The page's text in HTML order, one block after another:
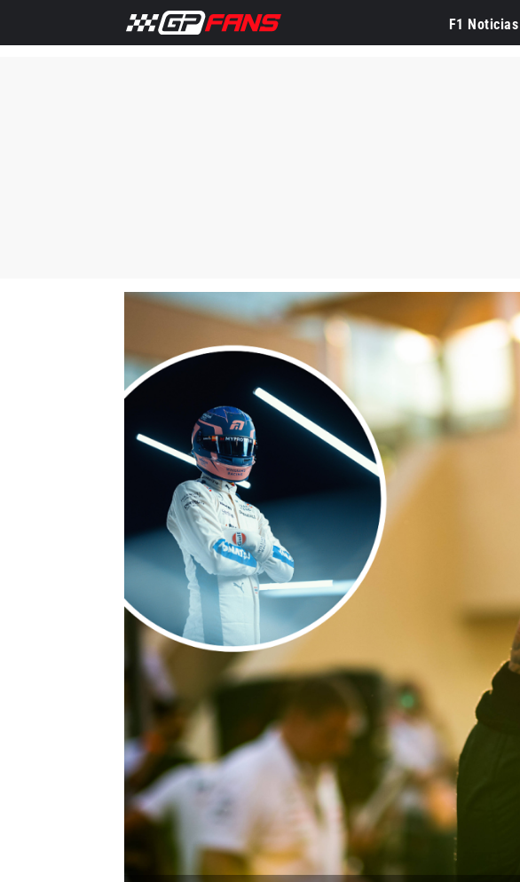
F1 Noticias